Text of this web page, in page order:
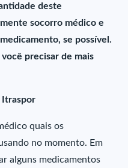
deste
socorro médico e
se possível.
precisar de mais
Itraspor
quais os
no momento. Em
alguns medicamentos